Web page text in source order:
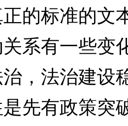
的标准的文
系有一些变
，法治建设
先有政策突